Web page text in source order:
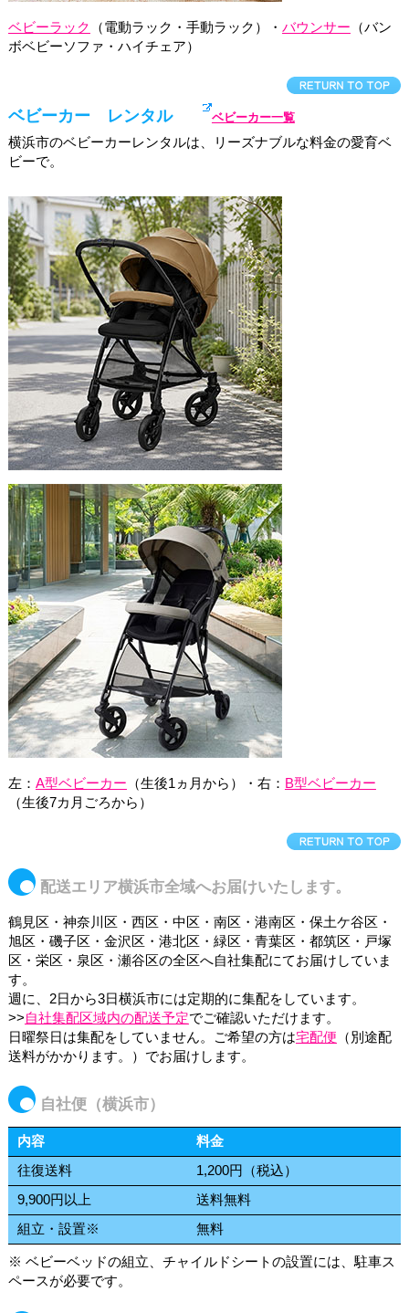
ベビーラック （電動ラック・手動ラック）・ バウンサー （バン
ボベビーソファ・ハイチェア）
ベビーカー レンタル ベビーカー一覧
横浜市のベビーカーレンタルは、リーズナブルな料金の愛育ベ
ビーで。
左： A型ベビーカー （生後1ヵ月から）・右： B型ベビーカー
（生後7カ月ごろから）
配送エリア横浜市全域へお届けいたします。
鶴見区・神奈川区・西区・中区・南区・港南区・保土ケ谷区・
旭区・磯子区・金沢区・港北区・緑区・青葉区・都筑区・戸塚
区・栄区・泉区・瀬谷区の全区へ自社集配にてお届けしていま
す。
週に、2日から3日横浜市には定期的に集配をしています。
>>自社集配区域内の配送予定でご確認いただけます。
日曜祭日は集配をしていません。ご希望の方は宅配便 （別途配
送料がかかります。）でお届けします。
自社便（横浜市）
内容
料金
往復送料
1,200円（税込）
9,900円以上
送料無料
組立・設置※
無料
※ ベビーベッドの組立、チャイルドシートの設置には、駐車ス
ペースが必要です。